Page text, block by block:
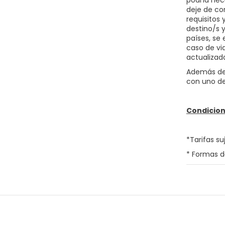
deje de
requisitos
destino/s
países, se
caso de
Además
con uno
*Tarifas
* Formas